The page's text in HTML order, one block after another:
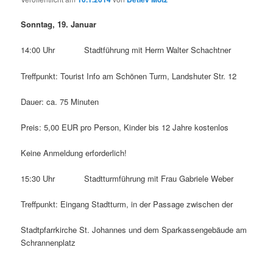
Sonntag, 19. Januar
14:00 Uhr Stadtführung mit Herrn Walter Schachtner
Treffpunkt: Tourist Info am Schönen Turm, Landshuter Str. 12
Dauer: ca. 75 Minuten
Preis: 5,00 EUR pro Person, Kinder bis 12 Jahre kostenlos
Keine Anmeldung erforderlich!
15:30 Uhr Stadtturmführung mit Frau Gabriele Weber
Treffpunkt: Eingang Stadtturm, in der Passage zwischen der
Stadtpfarrkirche St. Johannes und dem Sparkassengebäude am
Schrannenplatz